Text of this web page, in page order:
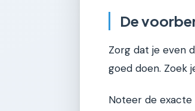
De
Zorg dat je even
goed doen. Zoek
Noteer de exacte